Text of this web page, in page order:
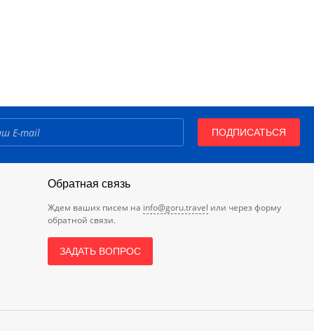
ПОДПИСАТЬСЯ
Обратная связь
Ждем ваших писем на info@goru.travel или через форму
обратной связи.
ЗАДАТЬ ВОПРОС